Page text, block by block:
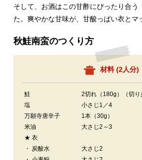
そして、お酒はこの甘酢にぴったり合う
た。爽やかな甘味が、甘酸っぱい衣とマ
秋鮭南蛮のつくり方
材料 (2人分)
鮭
2切れ（180g）（切り
塩
小さじ1／4
万願寺唐辛子
1本（30g）
米油
大さじ2～3
★ 衣
・ 炭酸水
大さじ2